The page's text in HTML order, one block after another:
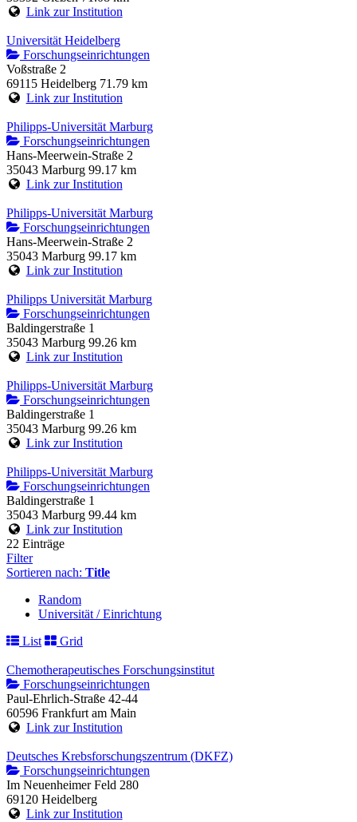
Link zur Institution
Universität Heidelberg
Forschungseinrichtungen
Voßstraße 2
69115 Heidelberg 71.79 km
Link zur Institution
Philipps-Universität Marburg
Forschungseinrichtungen
Hans-Meerwein-Straße 2
35043 Marburg 99.17 km
Link zur Institution
Philipps-Universität Marburg
Forschungseinrichtungen
Hans-Meerwein-Straße 2
35043 Marburg 99.17 km
Link zur Institution
Philipps Universität Marburg
Forschungseinrichtungen
Baldingerstraße 1
35043 Marburg 99.26 km
Link zur Institution
Philipps-Universität Marburg
Forschungseinrichtungen
Baldingerstraße 1
35043 Marburg 99.26 km
Link zur Institution
Philipps-Universität Marburg
Forschungseinrichtungen
Baldingerstraße 1
35043 Marburg 99.44 km
Link zur Institution
22 Einträge
Filter
Sortieren nach: Title
Random
Universität / Einrichtung
List
Grid
Chemotherapeutisches Forschungsinstitut
Forschungseinrichtungen
Paul-Ehrlich-Straße 42-44
60596 Frankfurt am Main
Link zur Institution
Deutsches Krebsforschungszentrum (DKFZ)
Forschungseinrichtungen
Im Neuenheimer Feld 280
69120 Heidelberg
Link zur Institution